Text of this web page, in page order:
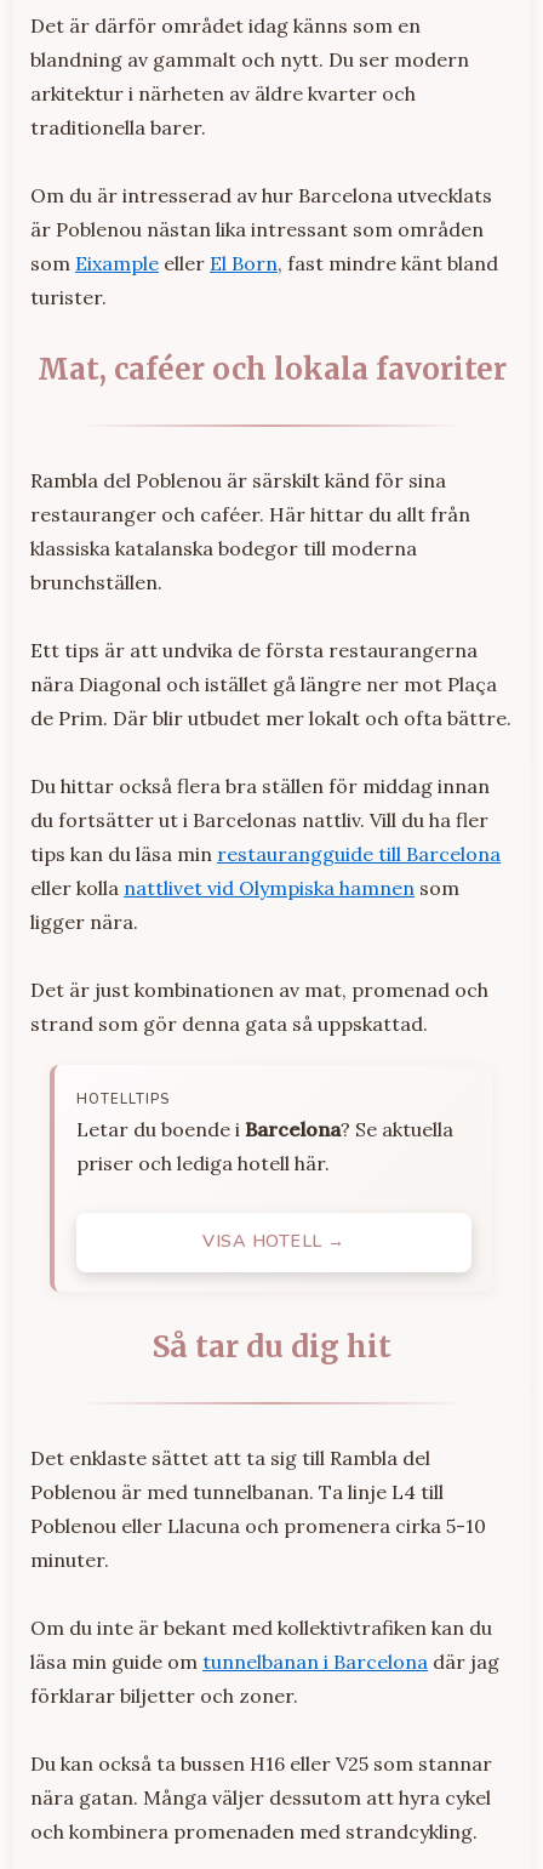
Det är därför området idag känns som en
blandning av gammalt och nytt. Du ser modern
arkitektur i närheten av äldre kvarter och
traditionella barer.
Om du är intresserad av hur Barcelona utvecklats
är Poblenou nästan lika intressant som områden
som Eixample eller El Born, fast mindre känt bland
turister.
Mat, caféer och lokala favoriter
Rambla del Poblenou är särskilt känd för sina
restauranger och caféer. Här hittar du allt från
klassiska katalanska bodegor till moderna
brunchställen.
Ett tips är att undvika de första restaurangerna
nära Diagonal och istället gå längre ner mot Plaça
de Prim. Där blir utbudet mer lokalt och ofta bättre.
Du hittar också flera bra ställen för middag innan
du fortsätter ut i Barcelonas nattliv. Vill du ha fler
tips kan du läsa min restaurangguide till Barcelona
eller kolla nattlivet vid Olympiska hamnen som
ligger nära.
Det är just kombinationen av mat, promenad och
strand som gör denna gata så uppskattad.
HOTELLTIPS
Letar du boende i Barcelona? Se aktuella
priser och lediga hotell här.
VISA HOTELL →
Så tar du dig hit
Det enklaste sättet att ta sig till Rambla del
Poblenou är med tunnelbanan. Ta linje L4 till
Poblenou eller Llacuna och promenera cirka 5-10
minuter.
Om du inte är bekant med kollektivtrafiken kan du
läsa min guide om tunnelbanan i Barcelona där jag
förklarar biljetter och zoner.
Du kan också ta bussen H16 eller V25 som stannar
nära gatan. Många väljer dessutom att hyra cykel
och kombinera promenaden med strandcykling.